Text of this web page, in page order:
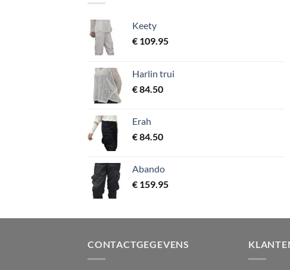
Keety
€ 109.95
Harlin trui
€84.50
Erah
€84.50
Abando
€ 159.95
CONTACTGEGEVENS